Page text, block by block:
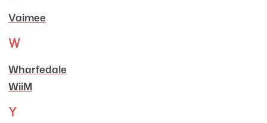
Vaimee
W
Wharfedale
WiiM
Y